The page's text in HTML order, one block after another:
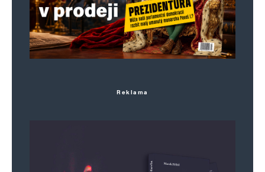
Reklama